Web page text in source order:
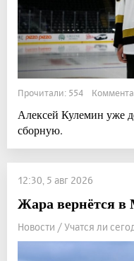
Прочитали: 554
Алексей Кулемин уже
сборную.
12:30, 5 авг 2026
Жара вернётся в
Новости / Учатся ли